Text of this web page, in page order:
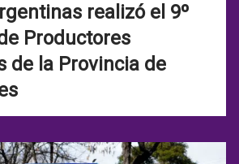
realizó el 9º
Productores
de la Provincia de